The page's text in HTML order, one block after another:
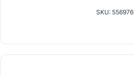
SKU: 556976